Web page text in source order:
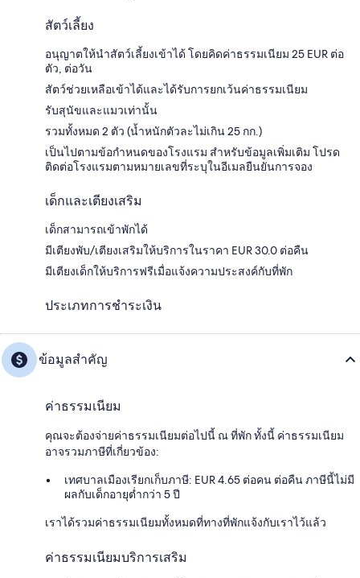
สัตว์เลี้ยง
อนุญาตให้นำสัตว์เลี้ยงเข้าได้ โดยคิดค่าธรรมเนียม 25 EUR ต่อ
ตัว, ต่อวัน
สัตว์ช่วยเหลือเข้าได้และได้รับการยกเว้นค่าธรรมเนียม
รับสุนัขและแมวเท่านั้น
รวมทั้งหมด 2 ตัว (น้ำหนักตัวละไม่เกิน 25 กก.)
เป็นไปตามข้อกำหนดของโรงแรม สำหรับข้อมูลเพิ่มเติม โปรด
ติดต่อโรงแรมตามหมายเลขที่ระบุในอีเมลยืนยันการจอง
เด็กและเตียงเสริม
เด็กสามารถเข้าพักได้
มีเตียงพับ/เตียงเสริมให้บริการในราคา EUR 30.0 ต่อคืน
มีเตียงเด็กให้บริการฟรีเมื่อแจ้งความประสงค์กับที่พัก
ประเภทการชำระเงิน
ข้อมูลสำคัญ
ค่าธรรมเนียม
คุณจะต้องจ่ายค่าธรรมเนียมต่อไปนี้ ณ ที่พัก ทั้งนี้ ค่าธรรมเนียม
อาจรวมภาษีที่เกี่ยวข้อง:
เทศบาลเมืองเรียกเก็บภาษี: EUR 4.65 ต่อคน ต่อคืน ภาษีนี้ไม่มี
ผลกับเด็กอายุต่ำกว่า 5 ปี
เราได้รวมค่าธรรมเนียมทั้งหมดที่ทางที่พักแจ้งกับเราไว้แล้ว
ค่าธรรมเนียมบริการเสริม